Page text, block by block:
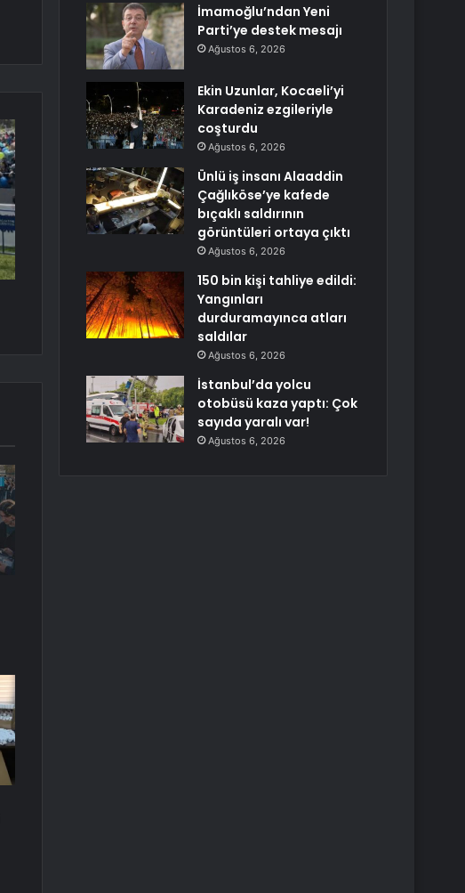
İmamoğlu’ndan Yeni
Parti’ye destek mesajı
Ağustos 6, 2026
Ekin Uzunlar, Kocaeli’yi
Karadeniz ezgileriyle
coşturdu
Ağustos 6, 2026
Ünlü iş insanı Alaaddin
Çağlıköse’ye kafede
bıçaklı saldırının
görüntüleri ortaya çıktı
Ağustos 6, 2026
150 bin kişi tahliye edildi:
Yangınları
durduramayınca atları
saldılar
Ağustos 6, 2026
İstanbul’da yolcu
otobüsü kaza yaptı: Çok
sayıda yaralı var!
Ağustos 6, 2026